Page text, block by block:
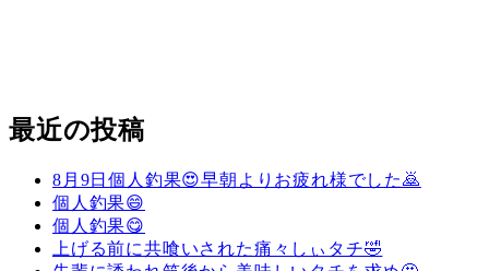
最近の投稿
8月9日個人釣果😍早朝よりお疲れ様でした🙇
個人釣果😄
個人釣果😋
上げる前に共喰いされた痛々しぃタチ🤣